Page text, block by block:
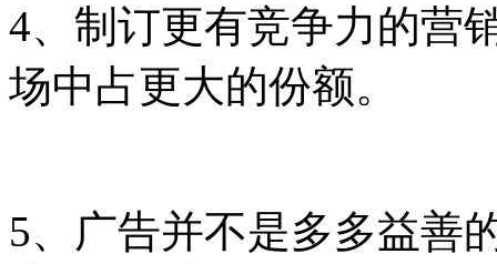
4、制订更有竞争力的营
场中占更大的份额。
5、广告并不是多多益善